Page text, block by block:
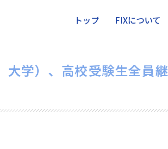
トップ FIXについて
学）、高校受験生全員継